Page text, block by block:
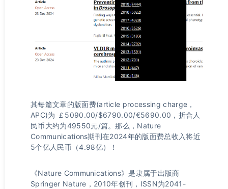
其每篇文章的版面费(article processing charge，
APC)为 ￡5090.00/$6790.00/€5690.00，折合人
民币大约为49550元/篇。那么，Nature
Communications期刊在2024年的版面费总收入将近
5个亿人民币（4.98亿）！
《Nature Communications》是隶属于出版商
Springer Nature，2010年创刊，ISSN为2041-